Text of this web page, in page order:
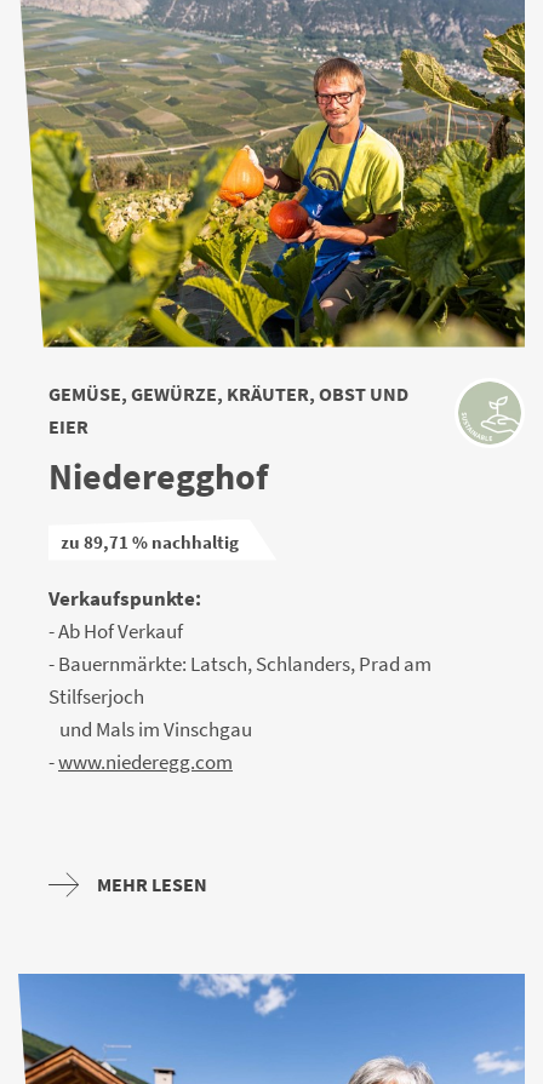
GEMÜSE, GEWÜRZE, KRÄUTER, OBST UND
EIER
Niederegghof
zu 89,71 % nachhaltig
Verkaufspunkte:
- Ab Hof Verkauf
- Bauernmärkte: Latsch, Schlanders, Prad am
Stilfserjoch
und Mals im Vinschgau
-www.niederegg.com
MEHR LESEN